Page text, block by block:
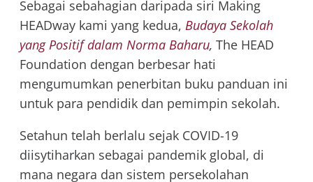
Sebagai sebahagian daripada siri Making
HEADway kami yang kedua, Budaya Sekolah
yang Positif dalam Norma Baharu, The HEAD
Foundation dengan berbesar hati
mengumumkan penerbitan buku panduan ini
untuk para pendidik dan pemimpin sekolah.
Setahun telah berlalu sejak COVID-19
diisytiharkan sebagai pandemik global, di
mana negara dan sistem persekolahan